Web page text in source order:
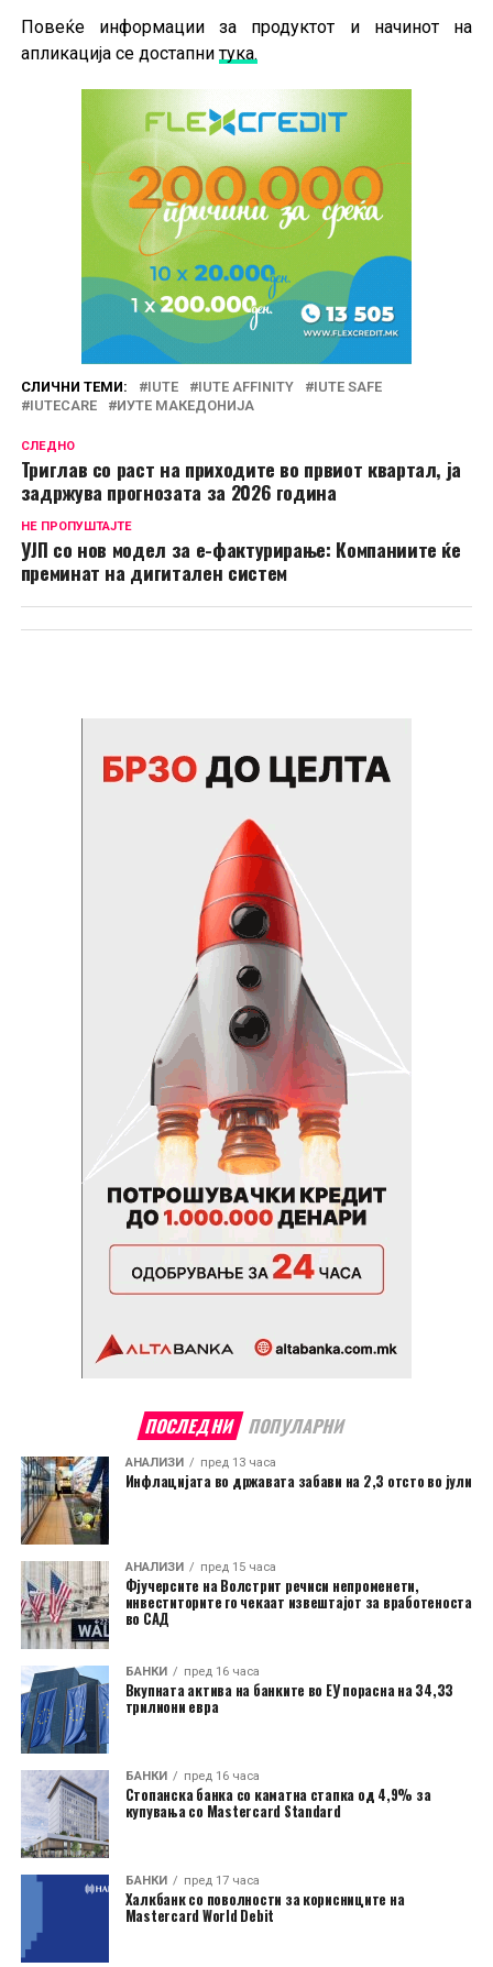
Повеќе информации за продуктот и начинот на
апликација се достапнитука.
СЛИЧНИ ТЕМИ: IUTE IUTE AFFINITY
IUTE SAFE
IUTECARE
ИУТЕ МАКЕДОНИЈА
СЛЕДНО
Триглав со раст на приходите во првиот квартал, ја
задржува прогнозата за 2026 година
НЕ ПРОПУШТАЈТЕ
УЈП со нов модел за е-фактурирање: Компаниите ќе
преминат на дигитален систем
ПОСЛЕДНИ ПОПУЛАРНИ
АНАЛИЗИ пред 13 часа
Инфлацијата во државата забави на 2,3 отсто во јули
АНАЛИЗИ пред 15 часа
Фјучерсите на Волстрит речиси непроменети,
инвеститорите го чекаат извештајот за вработеноста
во САД
БАНКИ пред 16 часа
Вкупната актива на банките во ЕУ порасна на 34,33
трилиони евра
БАНКИ пред 16 часа
Стопанска банка со каматна стапка од 4,9% за
купувања со Mastercard Standard
БАНКИ пред 17 часа
Халкбанк со поволности за корисниците на
Mastercard World Debit